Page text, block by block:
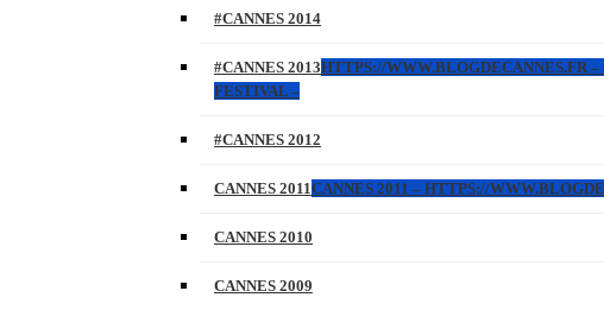
#CANNES 2014
#CANNES 2013HTTPS://WWW.BLOGDECANNES.FR
FESTIVAL –
#CANNES 2012
CANNES 2011CANNES 2011 – HTTPS://
CANNES 2010
CANNES 2009